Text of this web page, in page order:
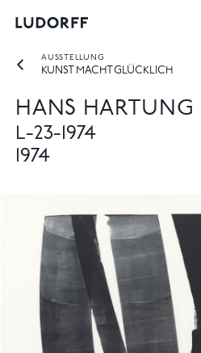
AUSSTELLUNG
KUNST MACHT GLÜCKLICH
HANS HARTUNG
L-23-1974
1974